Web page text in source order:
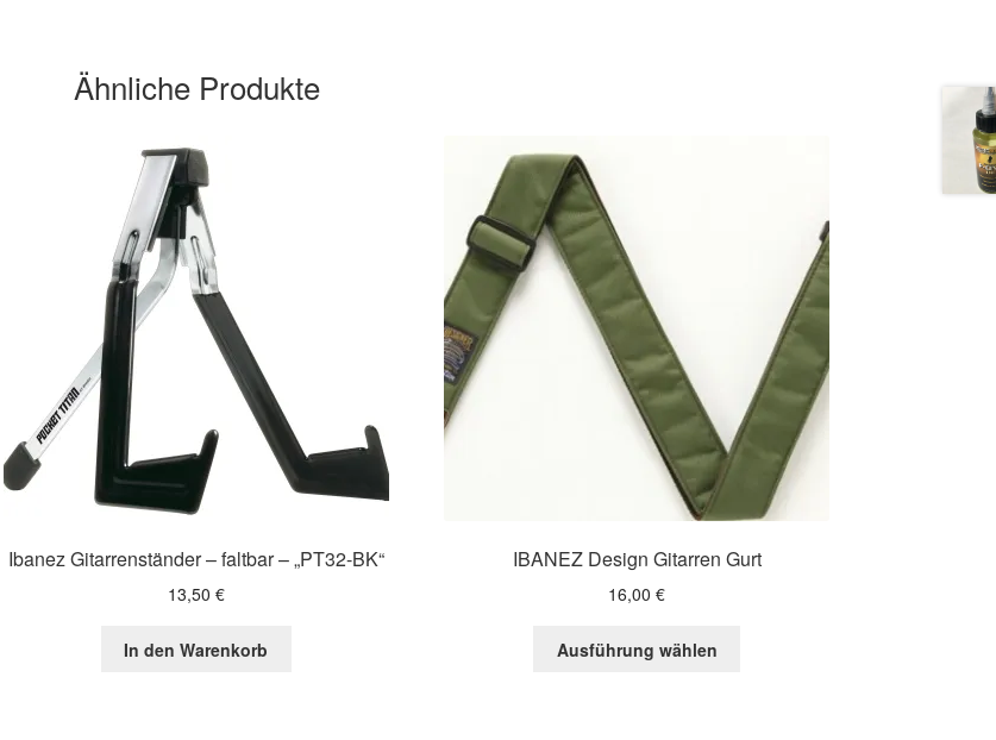
Ähnliche Produkte
Ibanez Gitarrenständer – faltbar – „PT32-BK“
13,50 €
In den Warenkorb
IBANEZ Design Gitarren Gurt
16,00€
Ausführung wählen